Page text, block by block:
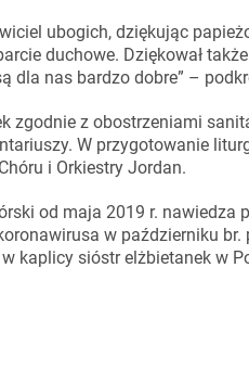
ubogich, dziękując
duchowe. Dziękował
dla nas bardzo dobre” –
zgodnie z obostrzeniami
W przygotowanie
i Orkiestry Jordan.
od maja 2019 r. nawiedza
w październiku
kaplicy sióstr elżbietanek w